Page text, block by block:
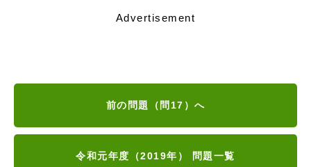
Advertisement
前の問題（問17）へ
令和元年度（2019年） 問題一覧